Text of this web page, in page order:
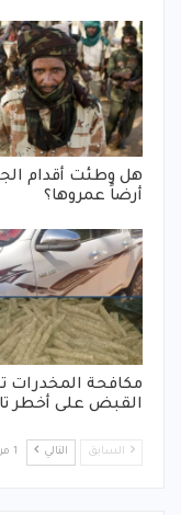
هل وطئت أقدام
أرضاً عمروها؟
مكافحة المخدرات
القبض على أخطر
السابق التالي 1 من 377